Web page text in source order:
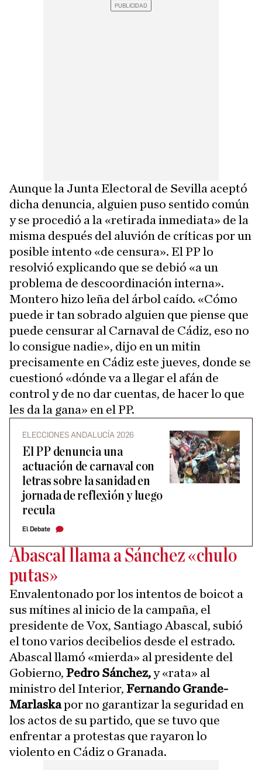
Aunque la Junta Electoral de Sevilla aceptó
dicha denuncia, alguien puso sentido común
y se procedió a la «retirada inmediata» de la
misma después del aluvión de críticas por un
posible intento «de censura». El PP lo
resolvió explicando que se debió «a un
problema de descoordinación interna».
Montero hizo leña del árbol caído. «Cómo
puede ir tan sobrado alguien que piense que
puede censurar al Carnaval de Cádiz, eso no
lo consigue nadie», dijo en un mitin
precisamente en Cádiz este jueves, donde se
cuestionó «dónde va a llegar el afán de
control y de no dar cuentas, de hacer lo que
les da la gana» en el PP.
ELECCIONES ANDALUCÍA 2026
El PP denuncia una
actuación de carnaval con
letras sobre la sanidad en
jornada de reflexión y luego
recula
El Debate
Abascal llama a Sánchez «chulo
putas»
Envalentonado por los intentos de boicot a
sus mítines al inicio de la campaña, el
presidente de Vox, Santiago Abascal, subió
el tono varios decibelios desde el estrado.
Abascal llamó «mierda» al presidente del
Gobierno, Pedro Sánchez,y «rata» al
ministro del Interior, Fernando Grande-
Marlaskapor no garantizar la seguridad en
los actos de su partido, que se tuvo que
enfrentar a protestas que rayaron lo
violento en Cádiz o Granada.